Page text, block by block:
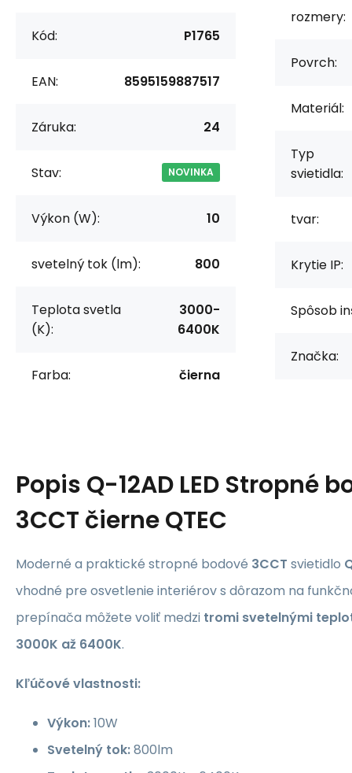
Kód: P1765
EAN: 8595159887517
Záruka: 24
Stav: NOVINKA
Výkon (W): 10
svetelný tok (lm): 800
Teplota svetla
(K):
3000-
6400K
Farba: čierna
rozmery:
Povrch:
Materiál:
Typ
svietidla:
tvar:
Krytie IP:
Spôsob
Značka:
Popis Q-12AD LED Stropné
3CCT čierne QTEC
Moderné a praktické stropné bodové 3CCT svietidlo
vhodné pre osvetlenie interiérov s dôrazom na
prepínača môžete voliť medzi tromi svetelnými
3000K až 6400K.
Kľúčové vlastnosti:
Výkon:10W
Svetelný tok:800lm